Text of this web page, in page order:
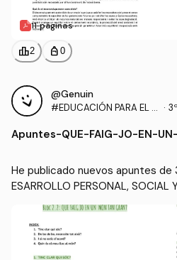
11 páginas
leaderboard2 personal_bag 0
@Genuin
#EDUCACIÓN PARA EL D
SOCIAL Y MEDIO AMBIEN
·
Apuntes-QUE-FAIG-JO-EN-
He publicado nuevos apuntes de
ESARROLLO PERSONAL, SOCIAL
FAIG-JO-EN-UN-MON-TAN-